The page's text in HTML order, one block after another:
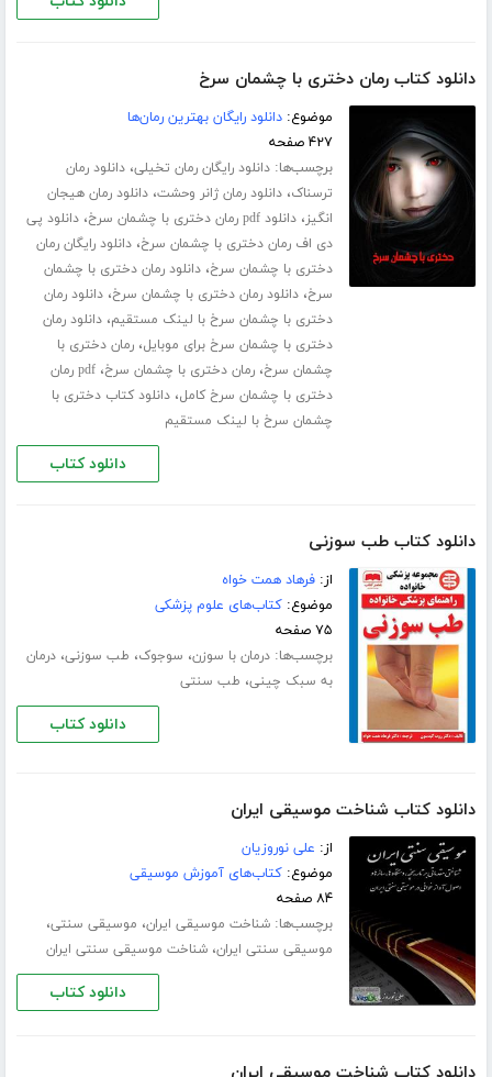
دانلود کتاب رمان دختری با چشمان سرخ
موضوع:دانلود رایگان بهترین رمان‌ها
۴۲۷ صفحه
برچسب‌ها:دانلود رایگان رمان تخیلی،دانلود رمان
ترسناک،دانلود رمان ژانر وحشت،دانلود رمان هیجان
انگیز،دانلود pdf رمان دختری با چشمان سرخ ،دانلود پی
دی اف رمان دختری با چشمان سرخ،دانلود رایگان رمان
دختری با چشمان سرخ،دانلود رمان دختری با چشمان
سرخ،دانلود رمان دختری با چشمان سرخ،دانلود رمان
دختری با چشمان سرخ با لینک مستقیم،دانلود رمان
دختری با چشمان سرخ برای موبایل،رمان دختری با
چشمان سرخ،رمان دختری با چشمان سرخ،
pdf رمان
دختری با چشمان سرخ کامل،دانلود کتاب دختری با
چشمان سرخ با لینک مستقیم
دانلود کتاب
دانلود کتاب طب سوزنی
از:فرهاد همت خواه
موضوع:کتاب‌های علوم پزشکی
۷۵ صفحه
برچسب‌ها:درمان با سوزن، سوجوک، طب سوزنی،درمان
به سبک چینی، طب سنتی
دانلود کتاب
دانلود کتاب شناخت موسیقی ایران
از: علی نوروزیان
موضوع:کتاب‌های آموزش موسیقی
۸۴ صفحه
برچسب‌ها:شناخت موسیقی ایران، موسیقی سنتی،
موسیقی سنتی ایران،شناخت موسیقی سنتی ایران
دانلود کتاب